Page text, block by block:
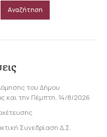
Αναζήτηση
του Δήμου
και την Πέμπτη, 14/8/2026
Συνεδρίαση Δ.Σ.